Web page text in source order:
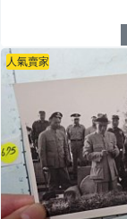
人氣賣家